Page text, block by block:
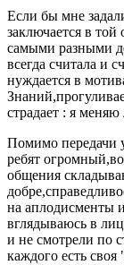
Если бы мне
заключается в
самыми разными
всегда считала и
нуждается в
страдает : я
Помимо передачи
ребят
общения
на аплодисменты
вглядываюсь в
и не смотрели по
каждого есть